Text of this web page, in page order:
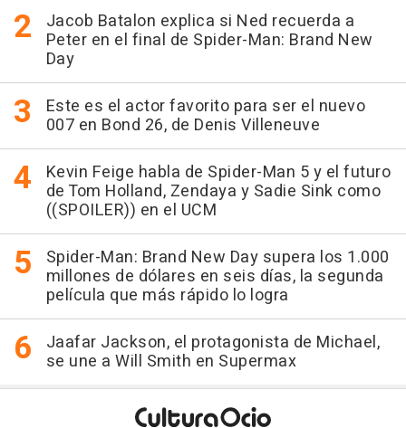
Jacob Batalon explica si Ned recuerda a
Peter en el final de Spider-Man: Brand New
Day
Este es el actor favorito para ser el nuevo
007 en Bond 26, de Denis Villeneuve
Kevin Feige habla de Spider-Man 5 y el futuro
de Tom Holland, Zendaya y Sadie Sink como
((SPOILER)) en el UCM
Spider-Man: Brand New Day supera los 1.000
millones de dólares en seis días, la segunda
película que más rápido lo logra
Jaafar Jackson, el protagonista de Michael,
se une a Will Smith en Supermax